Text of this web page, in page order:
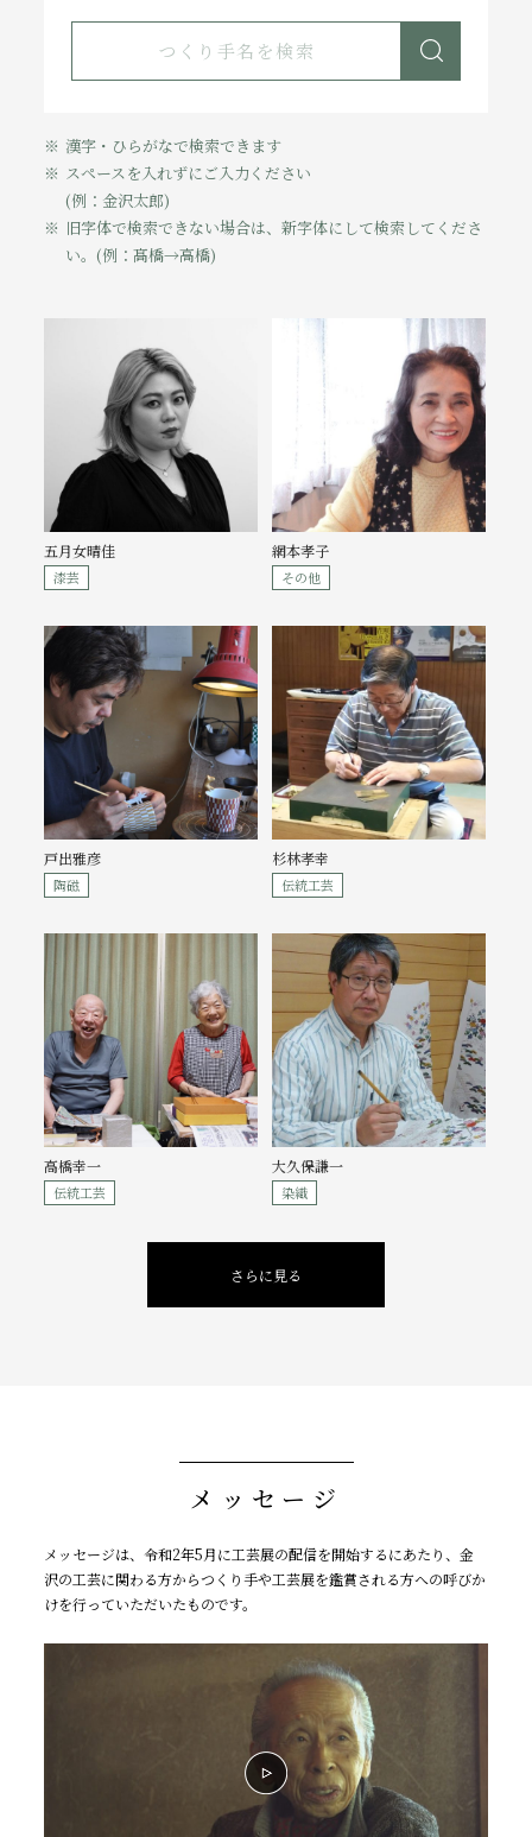
漢字・ひらがなで検索できます
スペースを入れずにご入力ください
(例：金沢太郎)
旧字体で検索できない場合は、新字体にして検索してくださ
い。(例：髙橋→高橋)
五月女晴佳
漆芸
網本孝子
その他
戸出雅彦
陶磁
杉林孝幸
伝統工芸
高橋幸一
伝統工芸
大久保謙一
染織
さらに見る
メッセージ
メッセージは、令和2年5⽉に⼯芸展の配信を開始するにあたり、⾦
沢の⼯芸に関わる⽅からつくり⼿や⼯芸展を鑑賞される⽅への呼びか
けを⾏っていただいたものです。